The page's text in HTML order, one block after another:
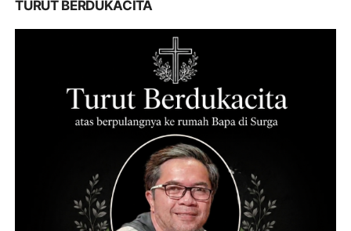
TURUT BERDUKACITA